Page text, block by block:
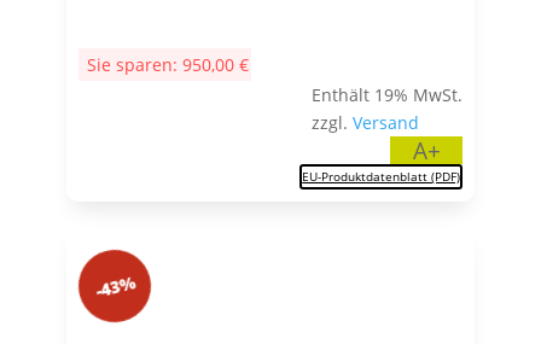
1.599,00 €
Sie sparen: 950,00 €
Enthält 19% MwSt.
zzgl.Versand
A+
EU-Produktdatenblatt (PDF)
-43%